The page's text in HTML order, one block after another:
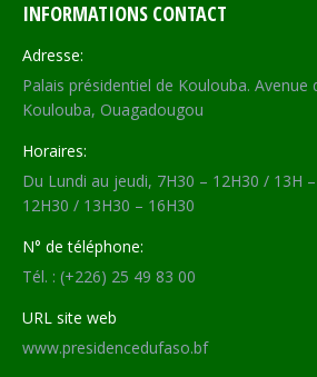
INFORMATIONS CONTACT
Adresse:
Palais présidentiel de Koulouba. Avenue
Koulouba, Ouagadougou
Horaires:
Du Lundi au jeudi, 7H30 – 12H30 / 13H
12H30 / 13H30 – 16H30
N° de téléphone:
Tél. : (+226) 25 49 83 00
URL site web
www.presidencedufaso.bf